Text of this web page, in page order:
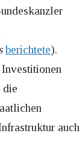
berichtete).
die
auch